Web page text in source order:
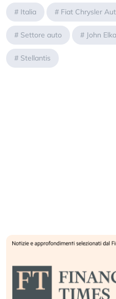
# Italia # Fiat Chrysler
# Settore auto # John
# Stellantis